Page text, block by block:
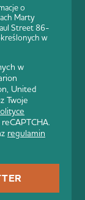
o
Marty
Street 86-
w
w
United
Twoje
regulamin